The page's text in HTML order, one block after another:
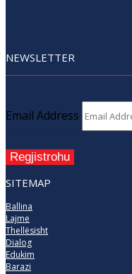
NEWSLETTER
Email Address
Regjistrohu
SITEMAP
Ballina
Lajme
Thellësisht
Dialog
Edukim
Barazi